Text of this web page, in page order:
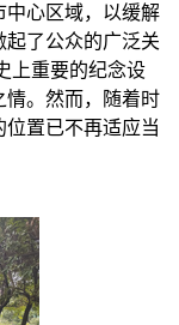
中心区域，以缓解
了公众的广泛关
上重要的纪念设
情。然而，随着时
置已不再适应当